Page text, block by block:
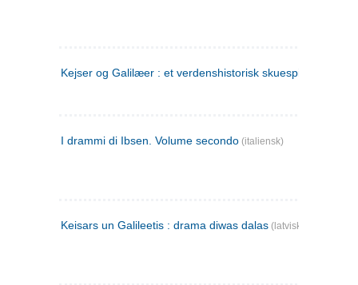
Kejser og Galilæer : et verdenshistorisk skuespil
I drammi di Ibsen. Volume secondo (italiensk)
Keisars un Galileetis : drama diwas dalas (latvisk)